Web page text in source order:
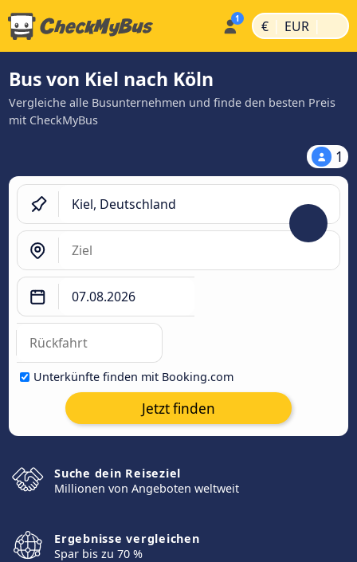
€ | EUR |
Bus von Kiel nach Köln
Vergleiche alle Busunternehmen und finde den besten Preis
mit CheckMyBus
1
Unterkünfte finden mit Booking.com
Jetzt finden
Suche dein Reiseziel
Millionen von Angeboten weltweit
Ergebnisse vergleichen
Spar bis zu 70 %